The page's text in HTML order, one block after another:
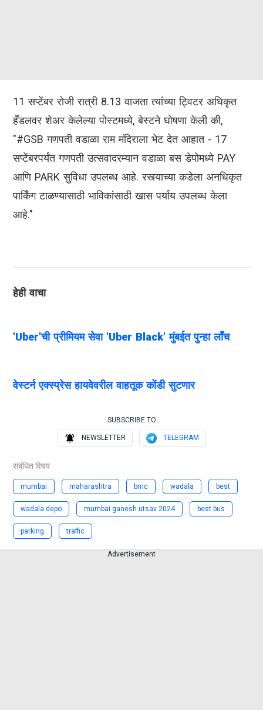
11 सप्टेंबर रोजी रात्री 8.13 वाजता त्यांच्या ट्विटर अधिकृत
हँडलवर शेअर केलेल्या पोस्टमध्ये, बेस्टने घोषणा केली की,
"#GSB गणपती वडाळा राम मंदिराला भेट देत आहात - 17
सप्टेंबरपर्यंत गणपती उत्सवादरम्यान वडाळा बस डेपोमध्ये PAY
आणि PARK सुविधा उपलब्ध आहे. रस्त्याच्या कडेला अनधिकृत
पार्किंग टाळण्यासाठी भाविकांसाठी खास पर्याय उपलब्ध केला
आहे."
हेही वाचा
'Uber'ची प्रीमियम सेवा 'Uber Black' मुंबईत पुन्हा लाँच
वेस्टर्न एक्स्प्रेस हायवेवरील वाहतूक कोंडी सुटणार
SUBSCRIBE TO
NEWSLETTER TELEGRAM
संबंधित विषय
mumbai maharashtra bmc wadala best
wadala depo mumbai ganesh utsav 2024 best bus
parking traffic
Advertisement